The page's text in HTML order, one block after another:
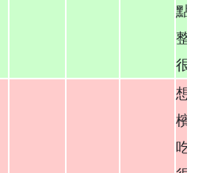
點
整
很
想
檳
吃